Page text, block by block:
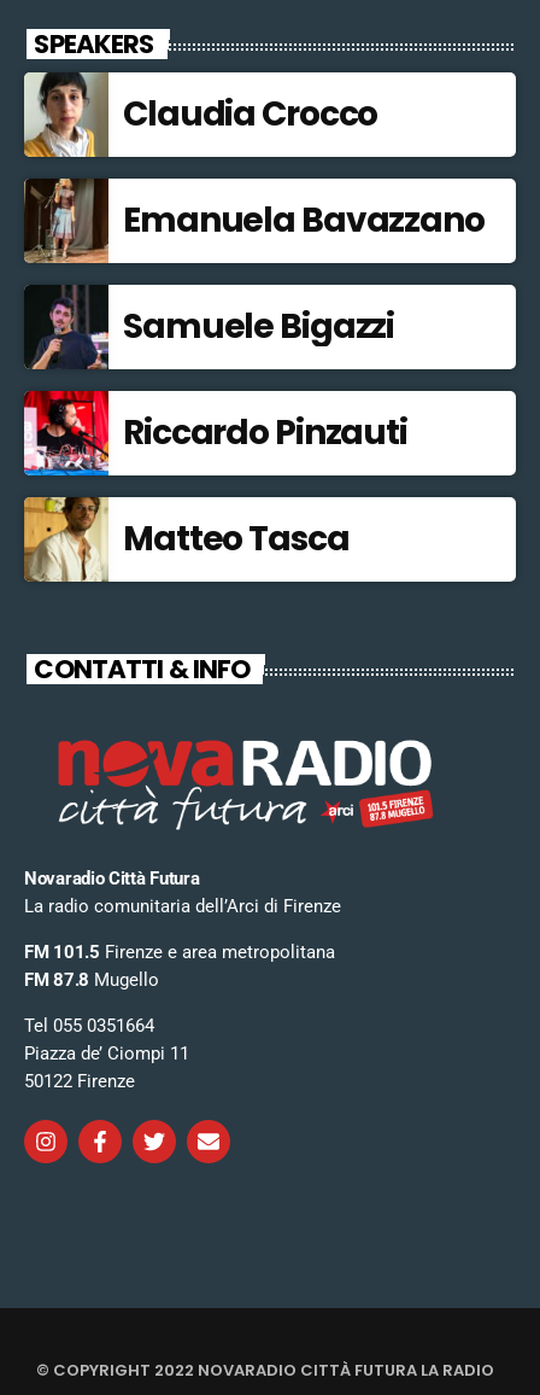
SPEAKERS
Claudia Crocco
Emanuela Bavazzano
Samuele Bigazzi
Riccardo Pinzauti
Matteo Tasca
CONTATTI & INFO
Novaradio Città Futura
La radio comunitaria dell’Arci di Firenze
FM 101.5 Firenze e area metropolitana
FM 87.8 Mugello
Tel 055 0351664
Piazza de’ Ciompi 11
50122 Firenze
© COPYRIGHT 2022 NOVARADIO CITTÀ FUTURA LA RADIO